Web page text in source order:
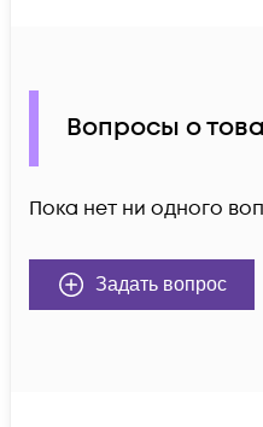
Вопросы о
Пока нет ни одного
Задать вопрос